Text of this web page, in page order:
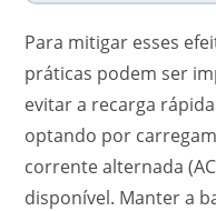
Para mitigar esses
práticas podem ser
evitar a recarga
optando por
corrente alternada
disponível. Manter a